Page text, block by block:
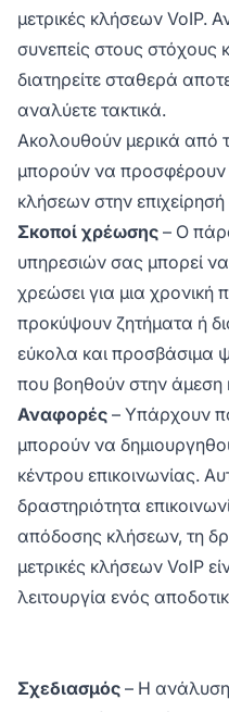
μετρικές κλήσεων VoIP.
συνεπείς στους στόχους
διατηρείτε σταθερά
αναλύετε τακτικά.
Ακολουθούν μερικά από
μπορούν να προσφέρουν
κλήσεων στην
Σκοποί χρέωσης – Ο
υπηρεσιών σας μπορεί
χρεώσει για μια χρονική
προκύψουν ζητήματα ή
εύκολα και προσβάσιμα
που βοηθούν στην άμεση
Αναφορές – Υπάρχουν
μπορούν να
κέντρου επικοινωνίας.
δραστηριότητα
απόδοσης κλήσεων, τη
μετρικές κλήσεων VoIP
λειτουργία ενός
Σχεδιασμός – Η ανάλυση